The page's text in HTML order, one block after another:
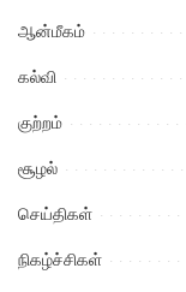
ஆன்மீகம்
கல்வி
குற்றம்
சூழல்
செய்திகள்
நிகழ்ச்சிகள்